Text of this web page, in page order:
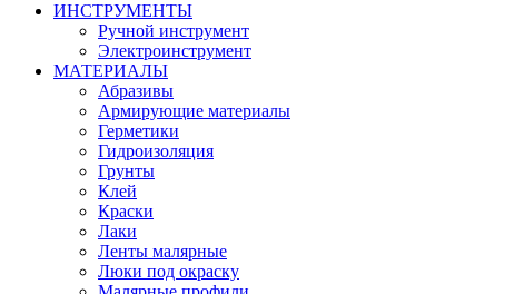
ИНСТРУМЕНТЫ
Ручной инструмент
Электроинструмент
МАТЕРИАЛЫ
Абразивы
Армирующие материалы
Герметики
Гидроизоляция
Грунты
Клей
Краски
Лаки
Ленты малярные
Люки под окраску